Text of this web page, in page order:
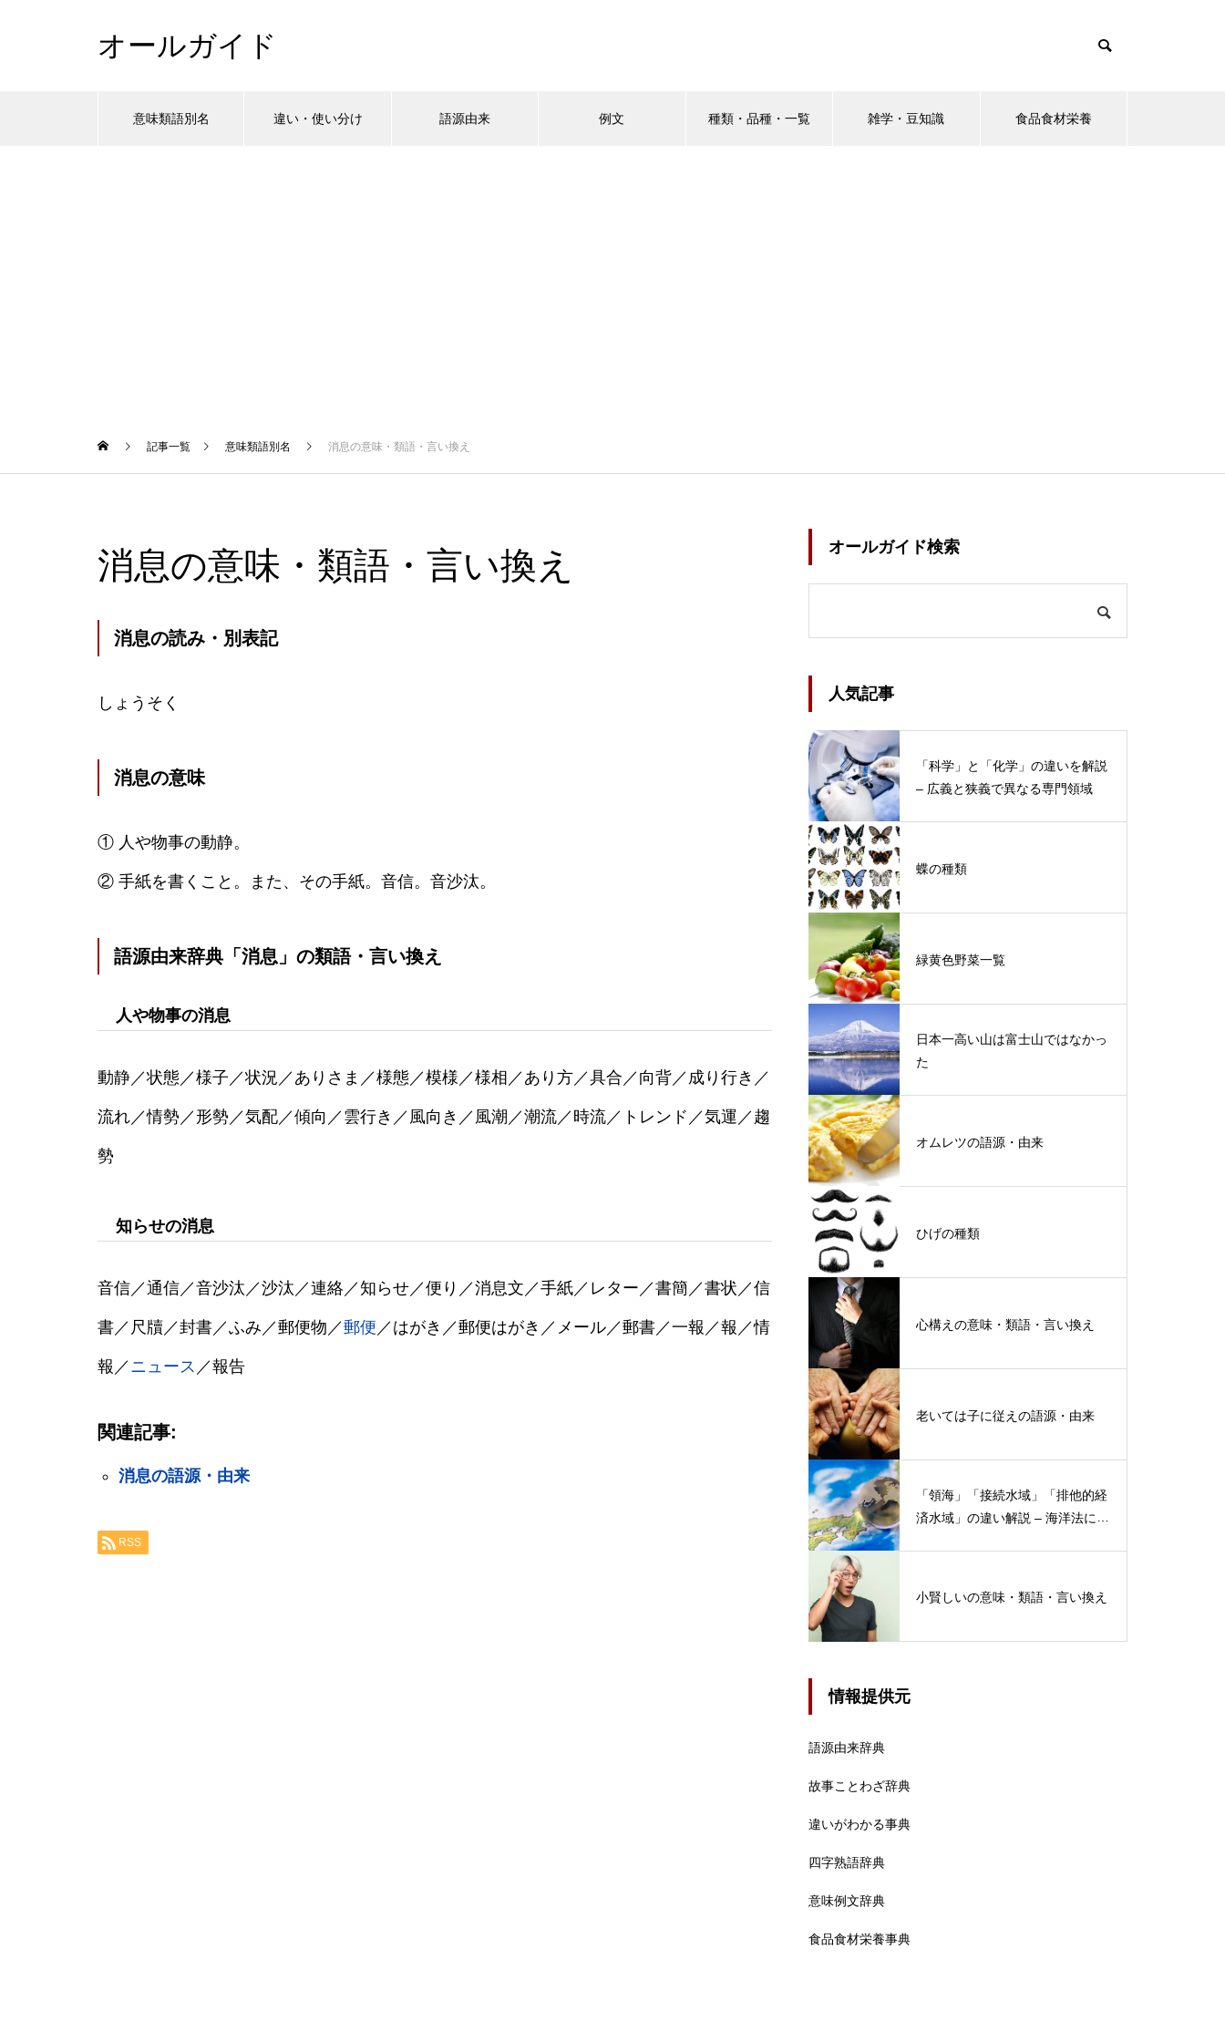
オールガイド
意味類語別名 違い・使い分け 語源由来 例文 種類・品種・一覧 雑学・豆知識 食品食材栄養
記事一覧 意味類語別名 消息の意味・類語・言い換え
消息の意味・類語・言い換え
消息の読み・別表記
しょうそく
消息の意味
① 人や物事の動静。
② 手紙を書くこと。また、その手紙。音信。音沙汰。
語源由来辞典「消息」の類語・言い換え
人や物事の消息
動静／状態／様子／状況／ありさま／様態／模様／様相／あり方／具合／向背／成り行き／
流れ／情勢／形勢／気配／傾向／雲行き／風向き／風潮／潮流／時流／トレンド／気運／趨
勢
知らせの消息
音信／通信／音沙汰／沙汰／連絡／知らせ／便り／消息文／手紙／レター／書簡／書状／信
書／尺牘／封書／ふみ／郵便物／郵便 ／はがき／郵便はがき／メール／郵書／一報／報／情
報／ ニュース ／報告
関連記事:
消息の語源・由来
RSS
オールガイド検索
人気記事
「科学」と「化学」の違いを解説
– 広義と狭義で異なる専門領域
蝶の種類
緑黄色野菜一覧
日本一高い山は富士山ではなかっ
た
オムレツの語源・由来
ひげの種類
心構えの意味・類語・言い換え
老いては子に従えの語源・由来
「領海」「接続水域」「排他的経
済水域」の違い解説 – 海洋法にお
小賢しいの意味・類語・言い換え
情報提供元
語源由来辞典
故事ことわざ辞典
違いがわかる事典
四字熟語辞典
意味例文辞典
食品食材栄養事典